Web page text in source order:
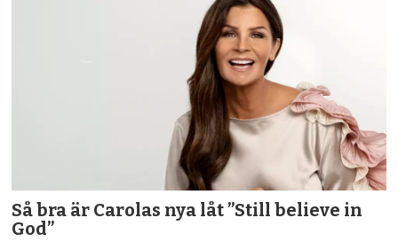
Så bra är Carolas nya låt ”Still believe in
God”